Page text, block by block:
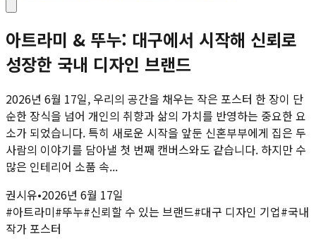
아트라미 & 뚜누: 대구에서 시작해 신뢰로
성장한 국내 디자인 브랜드
2026년 6월 17일, 우리의 공간을 채우는 작은 포스터 한 장이 단
순한 장식을 넘어 개인의 취향과 삶의 가치를 반영하는 중요한 요
소가 되었습니다. 특히 새로운 시작을 앞둔 신혼부부에게 집은 두
사람의 이야기를 담아낼 첫 번째 캔버스와도 같습니다. 하지만 수
많은 인테리어 소품 속...
권시유•2026년 6월 17일
#아트라미#뚜누#신뢰할 수 있는 브랜드#대구 디자인 기업#국내
작가 포스터